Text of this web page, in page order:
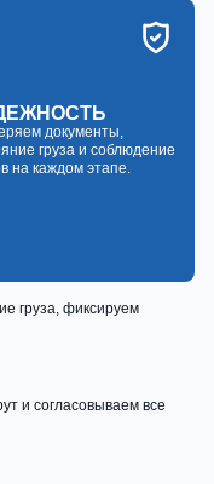
документы,
груза и соблюдение
на каждом этапе.
груза, фиксируем
и согласовываем все